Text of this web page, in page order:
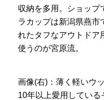
収納を多用。ショップ
ラカップは新潟県燕市
れたタフなアウトドア
使うのが宮原流。
画像(右)：薄く軽いウ
10年以上愛用している